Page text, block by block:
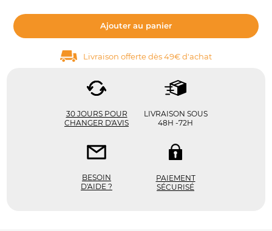
Ajouter au panier
Livraison offerte dès 49€ d'achat
30 JOURS POUR
CHANGER D'AVIS
LIVRAISON SOUS
48H -72H
BESOIN
D'AIDE ?
PAIEMENT
SÉCURISÉ